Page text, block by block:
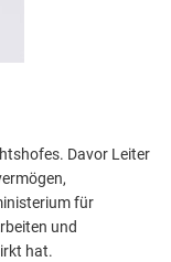
Davor Leiter
für
und
hat.